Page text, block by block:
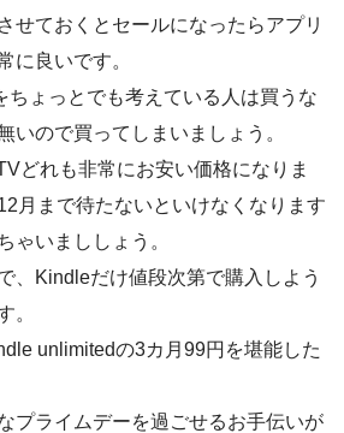
せておくとセールになったらアプリ
に良いです。
ちょっとでも考えている人は買うな
いので買ってしまいましょう。
どれも非常にお安い価格になりま
月まで待たないといけなくなります
ゃいまししょう。
、Kindleだけ値段次第で購入しよう
。
unlimitedの3カ月99円を堪能した
プライムデーを過ごせるお手伝いが